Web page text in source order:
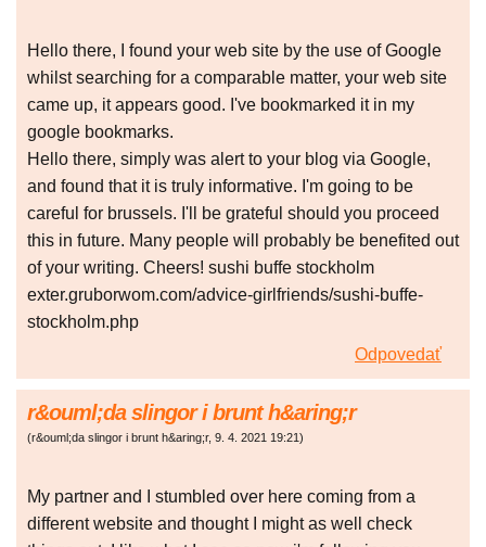
Hello there, I found your web site by the use of Google
whilst searching for a comparable matter, your web site
came up, it appears good. I've bookmarked it in my
google bookmarks.
Hello there, simply was alert to your blog via Google,
and found that it is truly informative. I'm going to be
careful for brussels. I'll be grateful should you proceed
this in future. Many people will probably be benefited out
of your writing. Cheers! sushi buffe stockholm
exter.gruborwom.com/advice-girlfriends/sushi-buffe-
stockholm.php
Odpovedať
r&ouml;da slingor i brunt h&aring;r
(r&ouml;da slingor i brunt h&aring;r, 9. 4. 2021 19:21)
My partner and I stumbled over here coming from a
different website and thought I might as well check